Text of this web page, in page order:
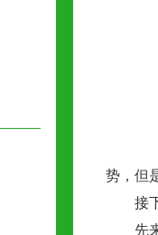
势，但
接
先